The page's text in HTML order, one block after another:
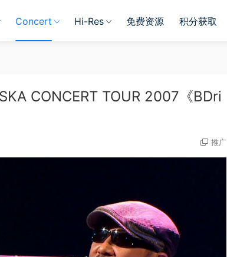
Concert Hi-Res 免费资源 积分获取
CONCERT TOUR 2007《BDri
推广